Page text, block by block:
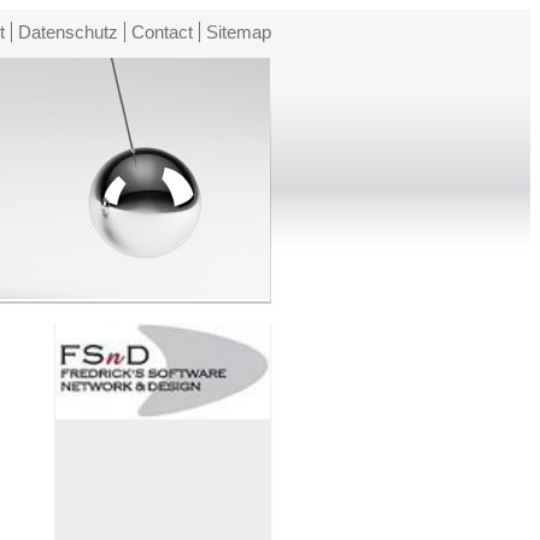
Datenschutz Contact Sitemap